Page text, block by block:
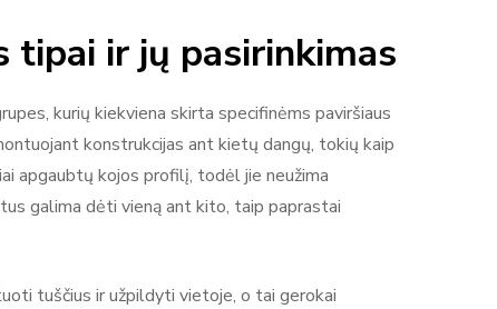
tipai ir jų pasirinkimas
kurių kiekviena skirta specifinėms paviršiaus
konstrukcijas ant kietų dangų, tokių kaip
apgaubtų kojos profilį, todėl jie neužima
galima dėti vieną ant kito, taip paprastai
tuščius ir užpildyti vietoje, o tai gerokai